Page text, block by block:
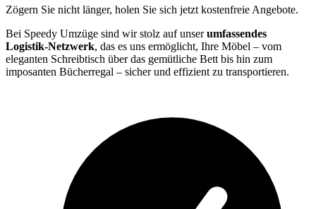
Zögern Sie nicht länger, holen Sie sich jetzt kostenfreie Angebote.
Bei Speedy Umzüge sind wir stolz auf unserumfassendes
Logistik-Netzwerk, das es uns ermöglicht, Ihre Möbel – vom
eleganten Schreibtisch über das gemütliche Bett bis hin zum
imposanten Bücherregal – sicher und effizient zu transportieren.